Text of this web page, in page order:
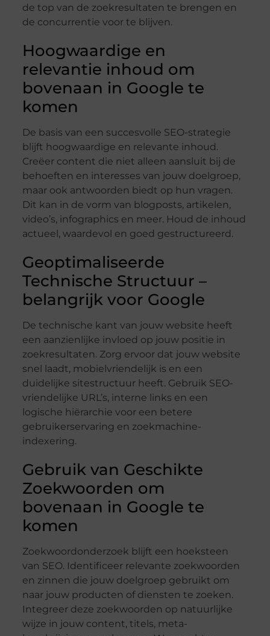
de top van de zoekresultaten te brengen en
de concurrentie voor te blijven.
Hoogwaardige en
relevantie inhoud om
bovenaan in Google te
komen
De basis van een succesvolle SEO-strategie
blijft hoogwaardige en relevante inhoud.
Creëer content die niet alleen aansluit bij de
behoeften en interesses van jouw doelgroep,
maar ook antwoorden biedt op hun vragen.
Dit kan in de vorm van blogposts, artikelen,
video’s, infographics en meer. Houd de inhoud
actueel, waardevol en goed gestructureerd.
Geoptimaliseerde
Technische Structuur –
belangrijk voor Google
De technische kant van jouw website heeft
een aanzienlijke invloed op jouw positie in
zoekresultaten. Zorg ervoor dat jouw website
snel laadt, mobielvriendelijk is en een
duidelijke sitestructuur heeft. Gebruik SEO-
vriendelijke URL’s, interne links en een
logische hiërarchie voor een betere
gebruikerservaring en zoekmachine-
indexering.
Gebruik van Geschikte
Zoekwoorden om
bovenaan in Google te
komen
Zoekwoordonderzoek blijft een hoeksteen
van SEO. Identificeer relevante zoekwoorden
en zinnen die jouw doelgroep gebruikt om
naar jouw producten of diensten te zoeken.
Integreer deze zoekwoorden op natuurlijke
wijze in jouw content, titels, meta-